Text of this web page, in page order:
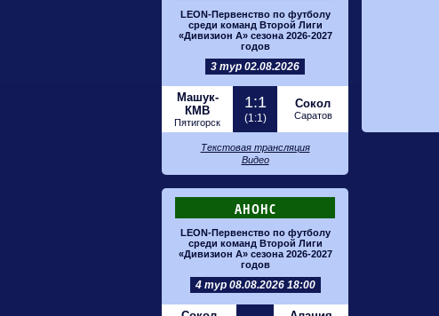
LEON-Первенство по футболу
среди команд Второй Лиги
«Дивизион А» сезона 2026-2027
годов
3 тур 02.08.2026
Машук-
КМВ
Пятигорск
1:1
(1:1)
Сокол
Саратов
Текстовая трансляция
Видео
АНОНС
LEON-Первенство по футболу
среди команд Второй Лиги
«Дивизион А» сезона 2026-2027
годов
4 тур 08.08.2026 18:00